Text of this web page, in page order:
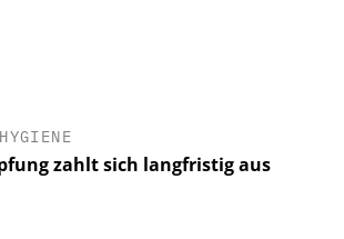
HYGIENE
zahlt sich langfristig aus